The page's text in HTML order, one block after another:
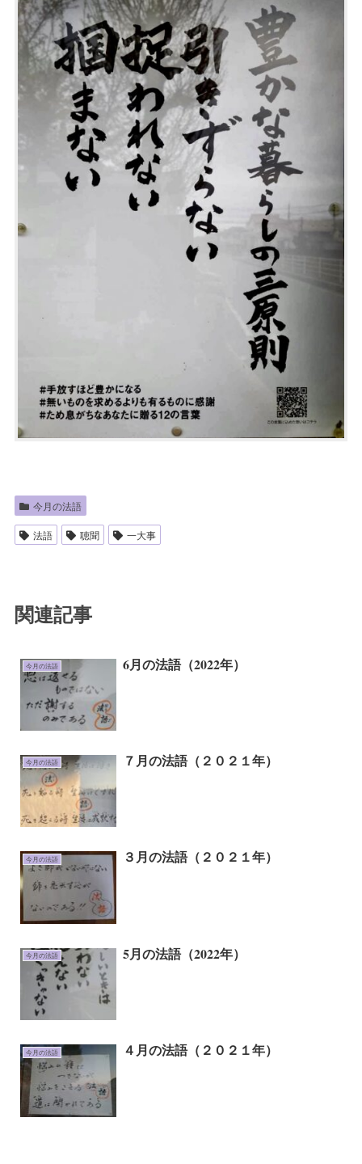
今月の法語
法語 聴聞 一大事
関連記事
今月の法語 6月の法語（2022年）
今月の法語 ７月の法語（２０２１年）
今月の法語 ３月の法語（２０２１年）
今月の法語 5月の法語（2022年）
今月の法語 ４月の法語（２０２１年）